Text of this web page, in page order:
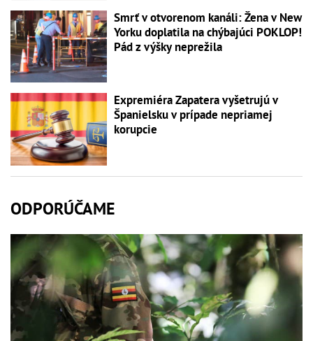
Smrť v otvorenom kanáli: Žena v New
Yorku doplatila na chýbajúci POKLOP!
Pád z výšky neprežila
Expremiéra Zapatera vyšetrujú v
Španielsku v prípade nepriamej
korupcie
ODPORÚČAME